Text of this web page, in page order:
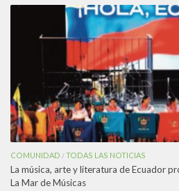
COMUNIDAD /TODAS LAS NOTICIAS
La música, arte y literatura de Ecuador
La Mar de Músicas